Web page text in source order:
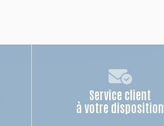
Service client
à votre disposition